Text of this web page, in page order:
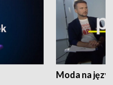
Moda na